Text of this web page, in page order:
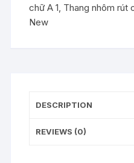
chữ A 1, Thang nhôm rút
New
DESCRIPTION
REVIEWS (0)